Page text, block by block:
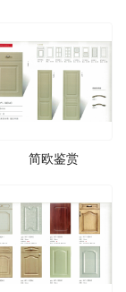
简欧鉴赏